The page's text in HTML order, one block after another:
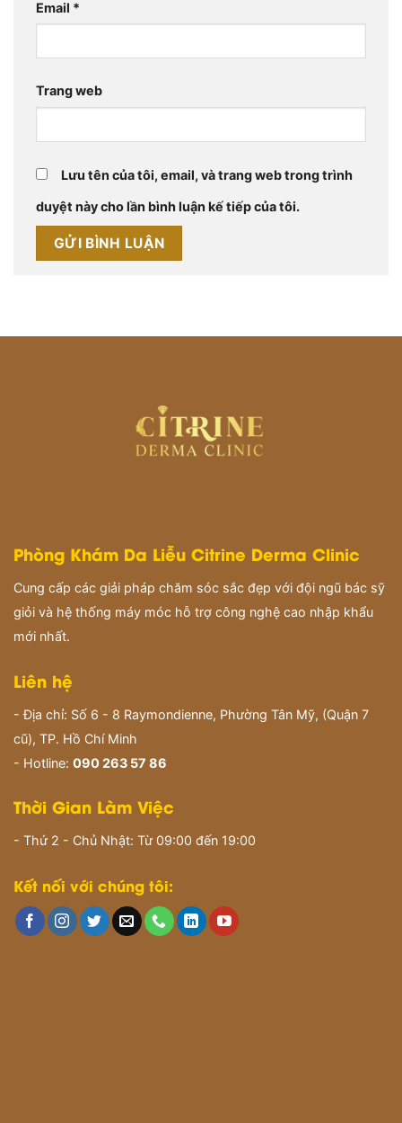
Email *
Trang web
Lưu tên của tôi, email, và trang web trong trình
duyệt này cho lần bình luận kế tiếp của tôi.
Phòng Khám Da Liễu Citrine Derma Clinic
Cung cấp các giải pháp chăm sóc sắc đẹp với đội ngũ bác sỹ
giỏi và hệ thống máy móc hỗ trợ công nghệ cao nhập khẩu
mới nhất.
Liên hệ
- Địa chỉ: Số 6 - 8 Raymondienne, Phường Tân Mỹ, (Quận 7
cũ), TP. Hồ Chí Minh
- Hotline: 090 263 57 86
Thời Gian Làm Việc
- Thứ 2 - Chủ Nhật: Từ 09:00 đến 19:00
Kết nối với chúng tôi: